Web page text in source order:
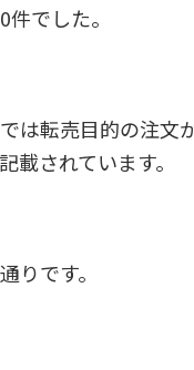
でした。
は転売目的の注文
載されています。
りです。